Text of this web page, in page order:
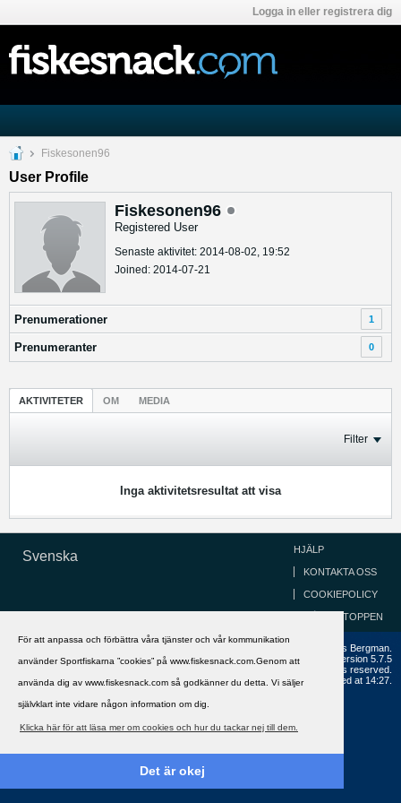
För att anpassa och förbättra våra tjänster och vår kommunikation
använder Sportfiskarna ”cookies” på www.fiskesnack.com.Genom att
använda dig av www.fiskesnack.com så godkänner du detta. Vi säljer
självklart inte vidare någon information om dig.
Klicka här för att läsa mer om cookies och hur du tackar nej till dem.
Det är okej
Logga in eller registrera dig
Fiskesonen96
User Profile
Fiskesonen96
Registered User
Senaste aktivitet: 2014-08-02, 19:52
Joined: 2014-07-21
Prenumerationer 1
Prenumeranter 0
AKTIVITETER OM MEDIA
Filter
Inga aktivitetsresultat att visa
Svenska HJÄLP
KONTAKTA OSS
COOKIEPOLICY
GÅ TILL TOPPEN
Copyright ©2002 - 2021, FiskeSnack.com. Grundad 2002 av Anders Bergman.
Powered byvBulletin®
Version 5.7.5
Copyright © 2026 MH Sub I, LLC dba vBulletin. All rights reserved.
All times are GMT+1. This page was generated at 14:27.